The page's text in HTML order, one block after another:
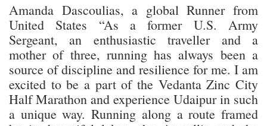
Amanda Dascoulias, a global Runner from
United States “As a former U.S. Army
Sergeant, an enthusiastic traveller and a
mother of three, running has always been a
source of discipline and resilience for me. I am
excited to be a part of the Vedanta Zinc City
Half Marathon and experience Udaipur in such
a unique way. Running along a route framed